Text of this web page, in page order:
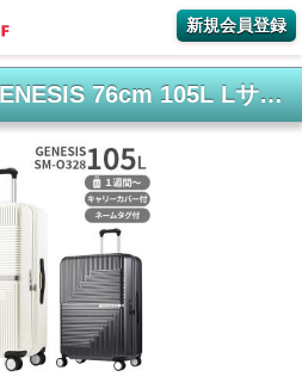
新規会員登録
SWISS MILITARY GENESIS 76cm 105L Lサイズ スーツケース スイスミリタリー ジェネシス 1週間以上 (SM-O328) 正規品 (軽量 キャリーケース キャリーバッグ 大型)